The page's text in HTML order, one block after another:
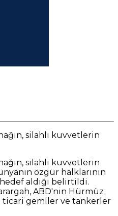
silahlı kuvvetlerin
silahlı kuvvetlerin
özgür halklarının
aldığı belirtildi.
ABD'nin Hürmüz
ticari gemiler ve tankerler